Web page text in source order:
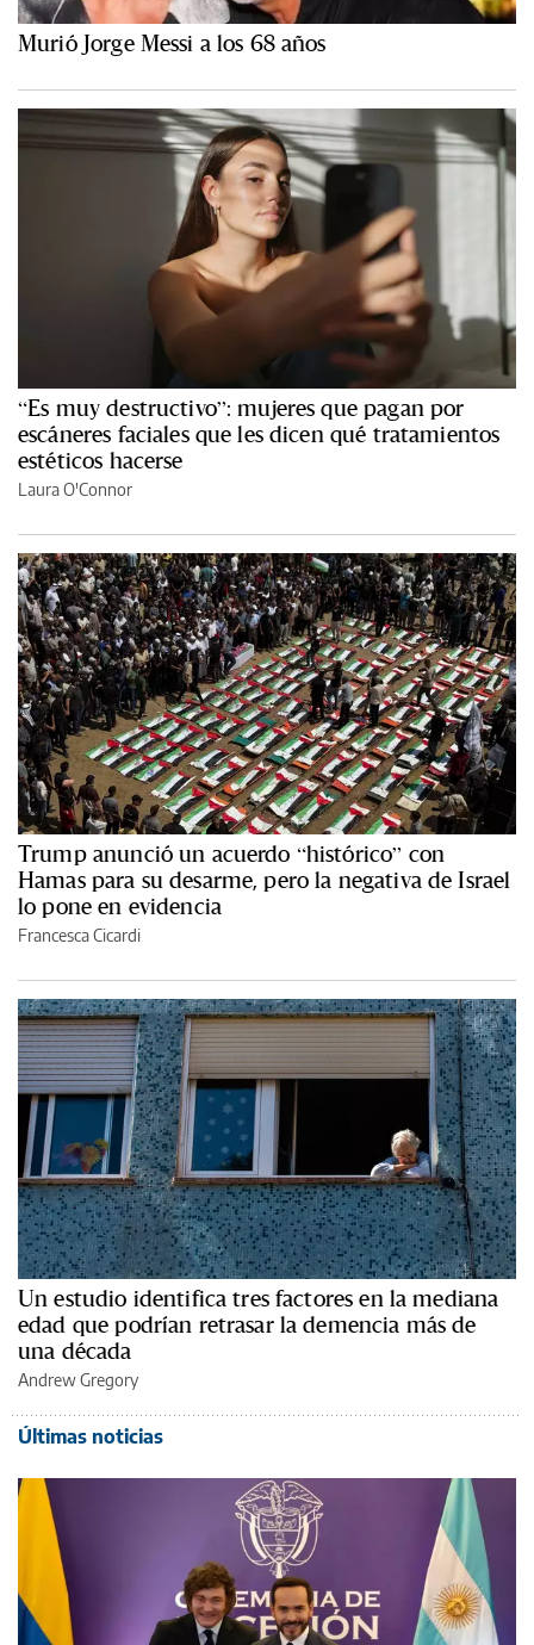
Murió Jorge Messi a los 68 años
“Es muy destructivo”: mujeres que pagan por
escáneres faciales que les dicen qué tratamientos
estéticos hacerse
Laura O'Connor
Trump anunció un acuerdo “histórico” con
Hamas para su desarme, pero la negativa de Israel
lo pone en evidencia
Francesca Cicardi
Un estudio identifica tres factores en la mediana
edad que podrían retrasar la demencia más de
una década
Andrew Gregory
Últimas noticias